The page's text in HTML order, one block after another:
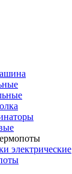
электрические